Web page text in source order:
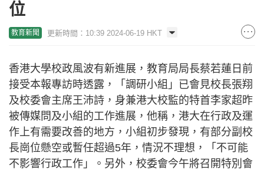
位
教育新聞 更新時間：10:39 2024-06-19 HKT
香港大學校政風波有新進展，教育局局長蔡若蓮日前
接受本報專訪時透露，「調研小組」已會見校長張翔
及校委會主席王沛詩，身兼港大校監的特首李家超昨
被傳媒問及小組的工作進展，他稱，港大在行政及運
作上有需要改善的地方，小組初步發現，有部分副校
長崗位懸空或暫任超過5年，情況不理想，「不可能
不影響行政工作」。另外，校委會今午將召開特別會